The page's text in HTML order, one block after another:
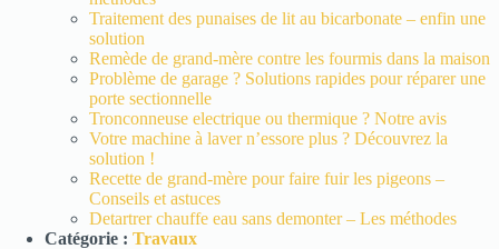
Traitement des punaises de lit au bicarbonate – enfin une
solution
Remède de grand-mère contre les fourmis dans la maison
Problème de garage ? Solutions rapides pour réparer une
porte sectionnelle
Tronconneuse electrique ou thermique ? Notre avis
Votre machine à laver n’essore plus ? Découvrez la
solution !
Recette de grand-mère pour faire fuir les pigeons –
Conseils et astuces
Detartrer chauffe eau sans demonter – Les méthodes
Catégorie : Travaux